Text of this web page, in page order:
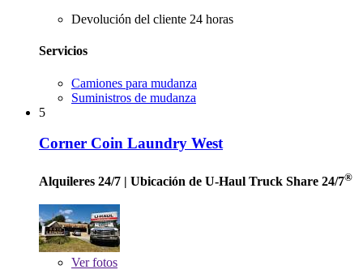
Devolución del cliente 24 horas
Servicios
Camiones para mudanza
Suministros de mudanza
5
Corner Coin Laundry West
Alquileres 24/7 | Ubicación de U-Haul Truck Share 24/7®
Verfotos